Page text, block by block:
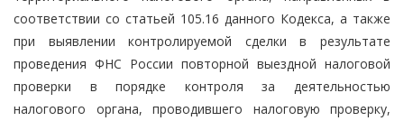
соответствии со статьей 105.16 данного Кодекса, а также
при выявлении контролируемой сделки в результате
проведения ФНС России повторной выездной налоговой
проверки в порядке контроля за деятельностью
налогового органа, проводившего налоговую проверку,